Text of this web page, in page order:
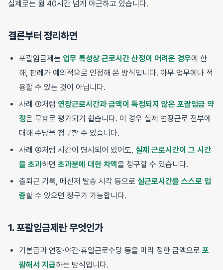
실제로는 월 40시간 넘게 야근하고 있습니다.
결론부터 정리하면
포괄임금제는 업무 특성상 근로시간 산정이 어려운 경우에 한
해, 판례가 예외적으로 인정해 온 방식입니다. 아무 업무에나 적
용할 수 있는 것이 아닙니다.
사례 ①처럼 연장근로시간과 금액이 특정되지 않은 포괄임금 약
정은 무효로 평가되기 쉽습니다. 이 경우 실제 연장근로 전부에
대해 수당을 청구할 수 있습니다.
사례 ②처럼 시간이 명시되어 있어도, 실제 근로시간이 그 시간
을 초과하면 초과분에 대한 차액을 청구할 수 있습니다.
출퇴근 기록, 메신저 발송 시각 등으로 실근로시간을 스스로 입
증할 수 있으면 청구가 가능합니다.
1. 포괄임금제란 무엇인가
기본급과 연장·야간·휴일근로수당 등을 미리 정한 금액으로 포
괄해서 지급하는 방식입니다.